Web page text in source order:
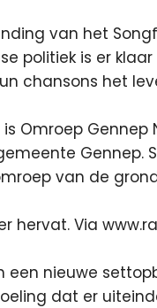
van het
politiek is er
chansons het
Omroep Gennep
Gennep.
van de
hervat. Via
nieuwe
dat er